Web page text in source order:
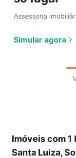
Assessoria
Simular agora
Imóveis com 1
Santa Luiza,